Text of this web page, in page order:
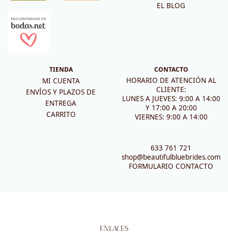
EL BLOG
TIENDA
MI CUENTA
ENVÍOS Y PLAZOS DE
ENTREGA
CARRITO
CONTACTO
HORARIO DE ATENCIÓN AL
CLIENTE:
LUNES A JUEVES: 9:00 A 14:00
Y 17:00 A 20:00
VIERNES: 9:00 A 14:00
633 761 721
shop@beautifulbluebrides.com
FORMULARIO CONTACTO
ENLACES